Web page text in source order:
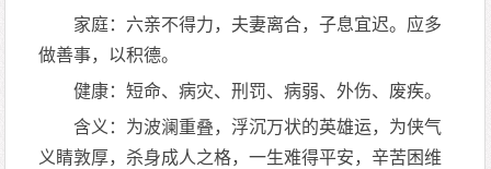
家庭：六亲不得力，夫妻离合，子息宜迟。应多
做善事，以积德。
健康：短命、病灾、刑罚、病弱、外伤、废疾。
含义：为波澜重叠，浮沉万状的英雄运，为侠气
义睛敦厚，杀身成人之格，一生难得平安，辛苦困维